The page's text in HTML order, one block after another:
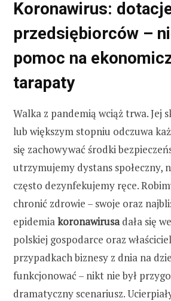
Koronawirus:
przedsiębiorców –
pomoc na
tarapaty
Walka z pandemią wciąż trwa. Jej
lub większym stopniu odczuwa
się zachowywać środki
utrzymujemy dystans społeczny,
często dezynfekujemy ręce.
chronić zdrowie – swoje oraz
epidemiakoronawirusadała się
polskiej gospodarce oraz
przypadkach biznesy z dnia na
funkcjonować – nikt nie był
dramatyczny scenariusz.